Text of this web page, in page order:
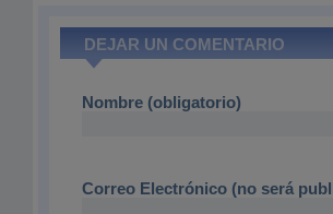
DEJAR UN COMENTARIO
Nombre (obligatorio)
Correo Electrónico (no será